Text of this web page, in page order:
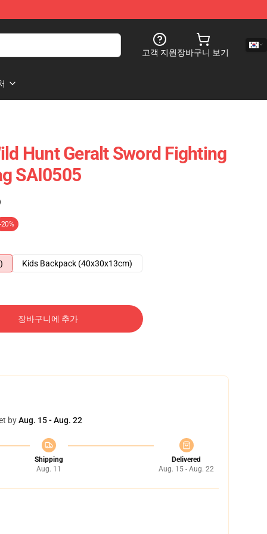
고객 지원장바구니 보기
Hunt Geralt Sword Fighting
SAI0505
-20%
Kids Backpack (40x30x13cm)
장바구니에 추가
byAug. 15 - Aug. 22
Shipping
Aug. 11
Delivered
Aug. 15 - Aug. 22